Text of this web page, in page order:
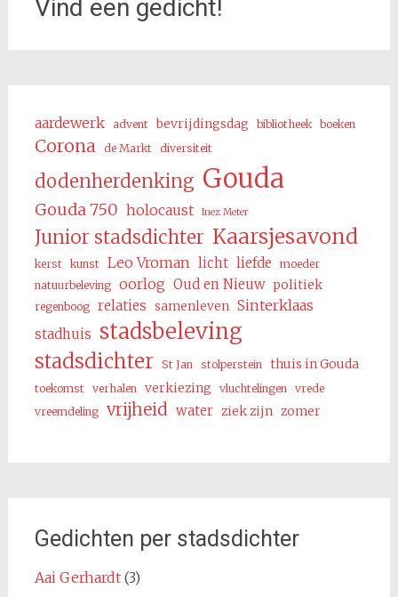
Vind een gedicht!
aardewerk advent bevrijdingsdag bibliotheek boeken
Corona de Markt diversiteit
dodenherdenking Gouda
Gouda 750 holocaust Inez Meter
Junior stadsdichter Kaarsjesavond
kerst kunst Leo Vroman licht liefde
moeder
natuurbeleving
oorlog Oud en Nieuw politiek
regenboog relaties samenleven Sinterklaas
stadhuis stadsbeleving
stadsdichter St Jan stolperstein thuis in Gouda
toekomst verhalen verkiezing vluchtelingen
vrede
vreemdeling
vrijheid water ziek zijn zomer
Gedichten per stadsdichter
Aai Gerhardt(3)